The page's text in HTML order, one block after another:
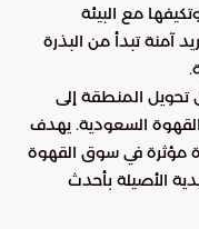
مع البيئة
آمنة تبدأ من البذرة
تحويل المنطقة إلى
السعودية. يهدف
مؤثرة في سوق القهوة
الأصيلة بأحدث